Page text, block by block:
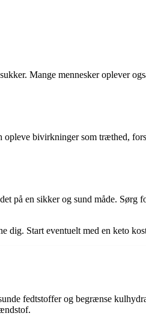
Mange mennesker oplever
bivirkninger som træthed,
på en sikker og sund måde.
dig. Start eventuelt med en keto
fedtstoffer og begrænse